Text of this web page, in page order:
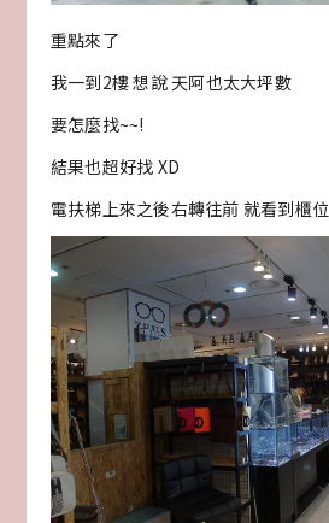
重點來了
我一到2樓 想說 天阿也太大坪數
要怎麼找~~!
結果也超好找 XD
電扶梯上來之後右轉往前 就看到櫃位